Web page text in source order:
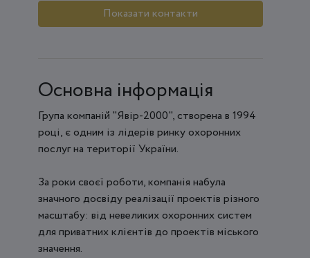
Показати контакти
Основна інформація
Група компаній "Явір-2000", створена в 1994
році, є одним із лідерів ринку охоронних
послуг на території України.
За роки своєї роботи, компанія набула
значного досвіду реалізації проектів різного
масштабу: від невеликих охоронних систем
для приватних клієнтів до проектів міського
значення.